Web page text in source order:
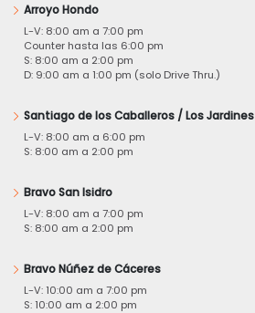
Arroyo Hondo
L-V: 8:00 am a 7:00 pm
Counter hasta las 6:00 pm
S: 8:00 am a 2:00 pm
D: 9:00 am a 1:00 pm (solo Drive Thru.)
Santiago de los Caballeros / Los Jardines
L-V: 8:00 am a 6:00 pm
S: 8:00 am a 2:00 pm
Bravo San Isidro
L-V: 8:00 am a 7:00 pm
S: 8:00 am a 2:00 pm
Bravo Núñez de Cáceres
L-V: 10:00 am a 7:00 pm
S: 10:00 am a 2:00 pm